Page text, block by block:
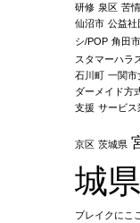
研修 泉区 苦
仙沼市 公益社
シ/POP 角田市
スタマーハラ
石川町 一関市
ダーメイド方
支援 サービス
京区 茨城県
城県
ブレイクにこ